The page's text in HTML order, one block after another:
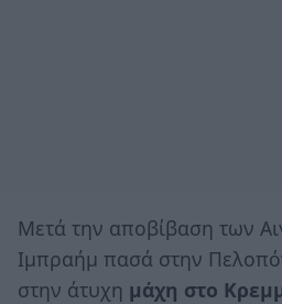
Μετά την αποβίβαση των
Ιμπραήμ πασά στην
στην άτυχη μάχη στο